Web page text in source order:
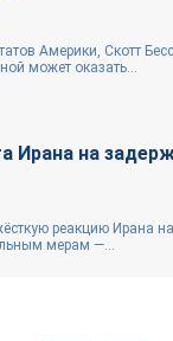
Америки, Скотт
может оказать...
на
реакцию Ирана
мерам —...